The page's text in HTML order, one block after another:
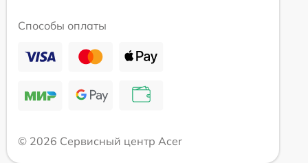
Способы оплаты
© 2026 Сервисный центр Acer